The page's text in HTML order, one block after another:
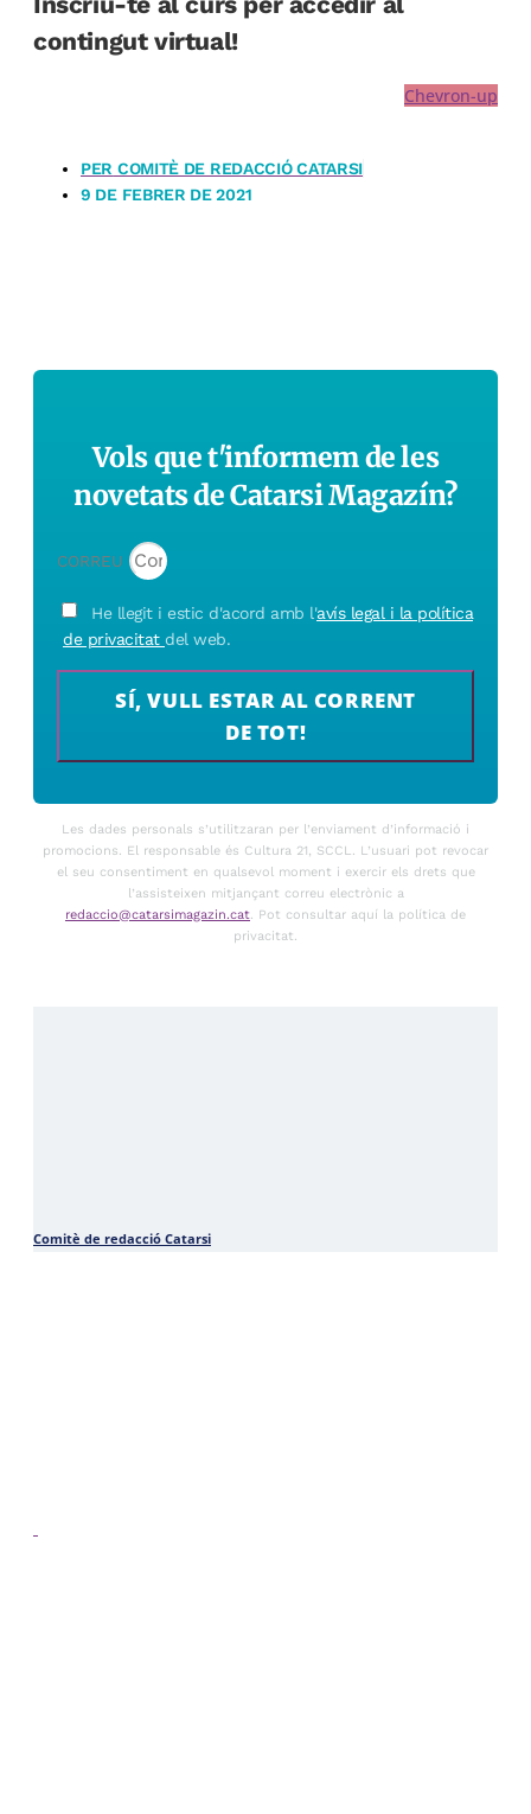
contingut virtual!
Chevron-up
PER COMITÈ DE REDACCIÓ CATARSI
9 DE FEBRER DE 2021
Vols que t'informem de les
novetats de Catarsi Magazín?
CORREU
He llegit i estic d'acord amb l'avís legal i la política
de privacitat del web.
SÍ, VULL ESTAR AL CORRENT
DE TOT!
Les dades personals s’utilitzaran per l’enviament d’informació i
promocions. El responsable és Cultura 21, SCCL. L’usuari pot revocar
el seu consentiment en qualsevol moment i exercir els drets que
l’assisteixen mitjançant correu electrònic a
redaccio@catarsimagazin.cat. Pot consultar aquí la política de
privacitat.
Comitè de redacció Catarsi